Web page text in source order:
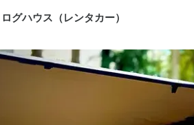
グハウス（レンタカー）